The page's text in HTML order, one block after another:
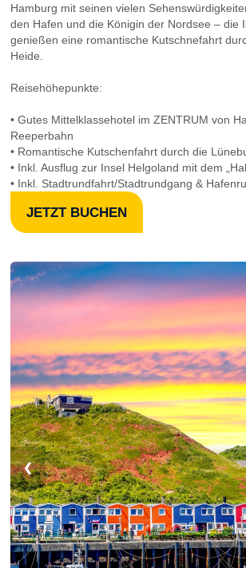
Hamburg mit seinen vielen
den Hafen und die Königin der Nordsee – die
genießen eine romantische Kutschnefahrt
Heide.
Reisehöhepunkte:
• Gutes Mittelklassehotel im ZENTRUM von
Reeperbahn
• Romantische Kutschenfahrt durch die
• Inkl. Ausflug zur Insel Helgoland mit dem
• Inkl. Stadtrundfahrt/Stadtrundgang &
JETZT BUCHEN
❮